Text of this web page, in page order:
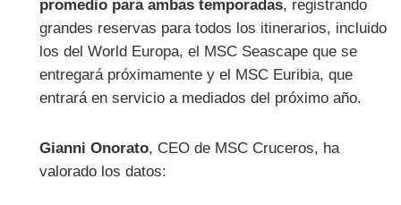
promedio para ambas temporadas, registrando
grandes reservas para todos los itinerarios, incluido
los del World Europa, el MSC Seascape que se
entregará próximamente y el MSC Euribia, que
entrará en servicio a mediados del próximo año.
Gianni Onorato, CEO de MSC Cruceros, ha
valorado los datos: